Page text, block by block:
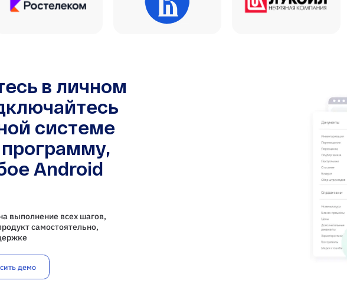
в личном
системе
программу,
Android
выполнение всех шагов,
самостоятельно,
демо